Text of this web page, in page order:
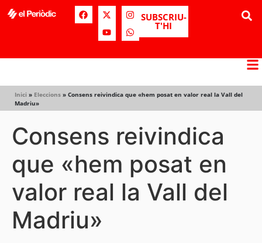
SUBSCRIU-
T'HI
Inici » Eleccions » Consens reivindica que «hem posat en valor real la Vall del
Madriu»
Consens reivindica
que «hem posat en
valor real la Vall del
Madriu»